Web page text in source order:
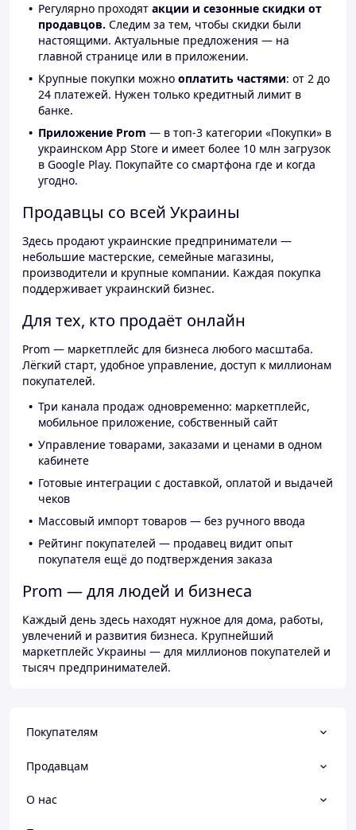
Регулярно проходят акции и сезонные скидки от
продавцов. Следим за тем, чтобы скидки были
настоящими. Актуальные предложения — на
главной странице или в приложении.
Крупные покупки можно оплатить частями: от 2 до
24 платежей. Нужен только кредитный лимит в
банке.
Приложение Prom — в топ-3 категории «Покупки» в
украинском App Store и имеет более 10 млн загрузок
в Google Play. Покупайте со смартфона где и когда
угодно.
Продавцы со всей Украины
Здесь продают украинские предприниматели —
небольшие мастерские, семейные магазины,
производители и крупные компании. Каждая покупка
поддерживает украинский бизнес.
Для тех, кто продаёт онлайн
Prom — маркетплейс для бизнеса любого масштаба.
Лёгкий старт, удобное управление, доступ к миллионам
покупателей.
Три канала продаж одновременно: маркетплейс,
мобильное приложение, собственный сайт
Управление товарами, заказами и ценами в одном
кабинете
Готовые интеграции с доставкой, оплатой и выдачей
чеков
Массовый импорт товаров — без ручного ввода
Рейтинг покупателей — продавец видит опыт
покупателя ещё до подтверждения заказа
Prom — для людей и бизнеса
Каждый день здесь находят нужное для дома, работы,
увлечений и развития бизнеса. Крупнейший
маркетплейс Украины — для миллионов покупателей и
тысяч предпринимателей.
Покупателям
Продавцам
О нас